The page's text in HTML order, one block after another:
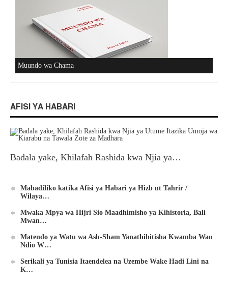
Muundo wa Chama
AFISI YA HABARI
Badala yake, Khilafah Rashida kwa Njia ya…
Mabadiliko katika Afisi ya Habari ya Hizb ut Tahrir /
Wilaya…
Mwaka Mpya wa Hijri Sio Maadhimisho ya Kihistoria, Bali
Mwan…
Matendo ya Watu wa Ash-Sham Yanathibitisha Kwamba Wao
Ndio W…
Serikali ya Tunisia Itaendelea na Uzembe Wake Hadi Lini na
K…